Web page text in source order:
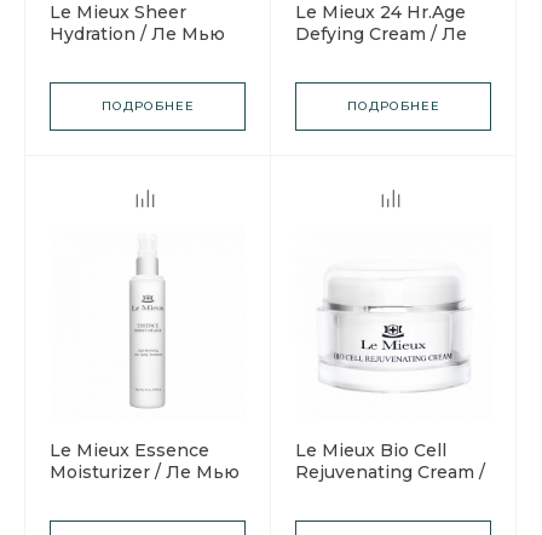
Le Mieux Sheer
Hydration / Ле Мью
"Абсолютное
увлажнение"
ПОДРОБНЕЕ
Le Mieux 24 Hr.Age
Defying Cream / Ле
24 часа вызов
возрастуПОДРОБНЕЕ
Le Mieux Essence
Moisturizer / Ле Мью
Эссенс
Le Mieux Bio Cell
Rejuvenating Cream /
для лица